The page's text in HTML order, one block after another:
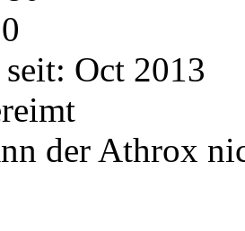
Oct 2013
der Athrox